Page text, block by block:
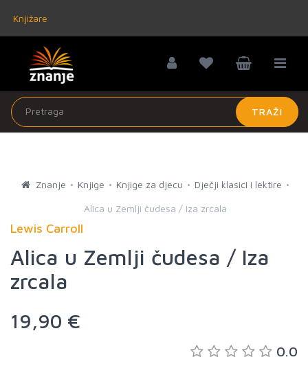
Knjižare
TRAŽI
Znanje Knjige Knjige za djecu Dječji klasici i lektire
Alica u Zemlji čudesa / Iza zrcala
Lewis Carroll
Alica u Zemlji čudesa / Iza
zrcala
19,90 €
0.0